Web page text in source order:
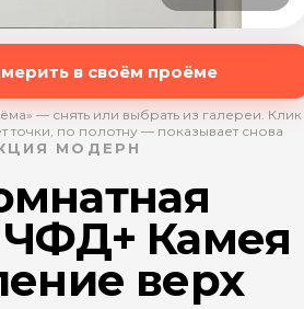
в своём проёме
— снять или выбрать из галереи. Клик
точки, по полотну — показывает снова
МОДЕРН
Камея
верх